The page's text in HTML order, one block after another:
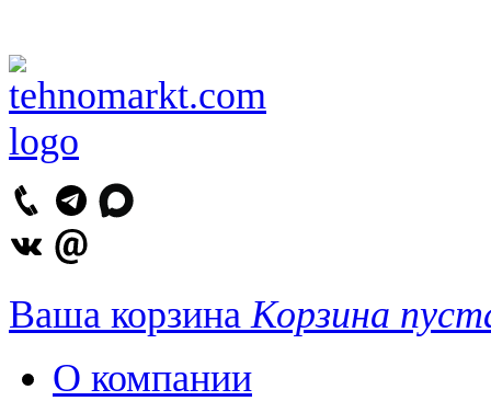
Ваша корзина Корзина
О компании